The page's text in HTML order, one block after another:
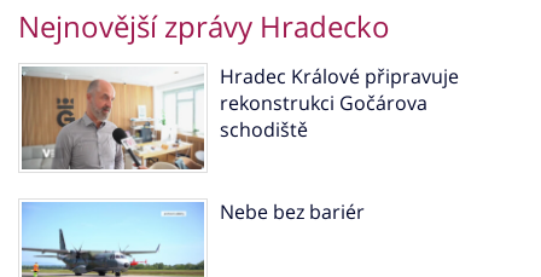
Nejnovější zprávy Hradecko
Hradec Králové připravuje
rekonstrukci Gočárova
schodiště
Nebe bez bariér